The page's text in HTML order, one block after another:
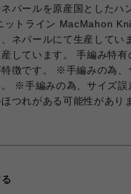
パールを原産国としたハ
ットライン MacMahon
ネパールにて生産してい
しています。 手編み特
徴です。 ※手編みの為
。 ※手編みの為、サイズ
つれがある可能性があり